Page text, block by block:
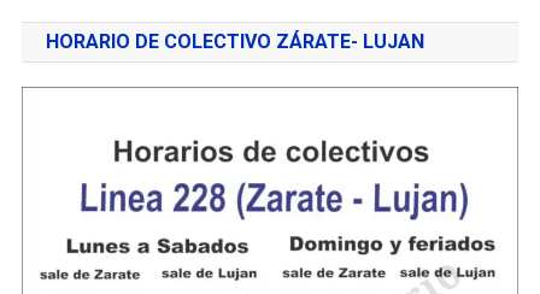
HORARIO DE COLECTIVO ZÁRATE- LUJAN